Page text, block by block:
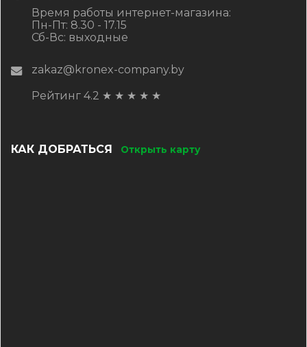
Время работы интернет-магазина:
Пн-Пт: 8.30 - 17.15
Сб-Вс: выходные
zakaz@kronex-company.by
Рейтинг 4.2 ★ ★ ★ ★ ★
КАК ДОБРАТЬСЯ Открыть карту